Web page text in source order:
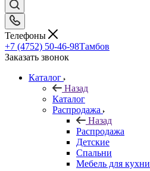
Телефоны
+7 (4752) 50-46-98Тамбов
Заказать звонок
Каталог
Назад
Каталог
Распродажа
Назад
Распродажа
Детские
Спальни
Мебель для кухни